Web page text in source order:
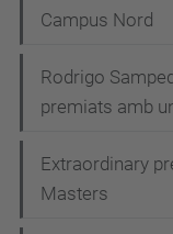
Campus Nord
Rodrigo
premiats amb
Extraordinary
Masters